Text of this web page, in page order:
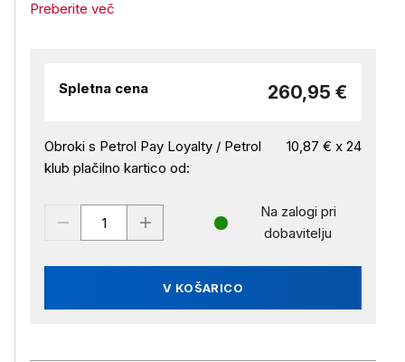
Preberite več
Spletna cena 260,95 €
Obroki s Petrol Pay Loyalty / Petrol
klub plačilno kartico od:
10,87 € x 24
V KOŠARICO
Na zalogi pri
dobavitelju